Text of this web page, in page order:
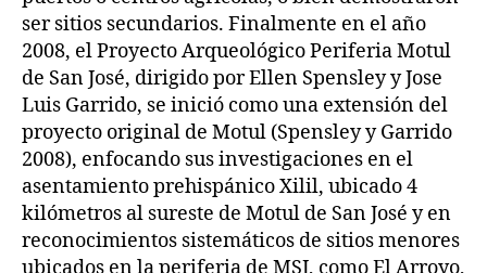
ser sitios secundarios. Finalmente en el año
2008, el Proyecto Arqueológico Periferia Motul
de San José, dirigido por Ellen Spensley y Jose
Luis Garrido, se inició como una extensión del
proyecto original de Motul (Spensley y Garrido
2008), enfocando sus investigaciones en el
asentamiento prehispánico Xilil, ubicado 4
kilómetros al sureste de Motul de San José y en
reconocimientos sistemáticos de sitios menores